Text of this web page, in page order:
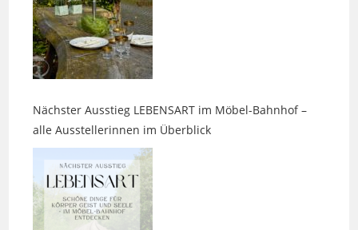
Nächster Ausstieg LEBENSART im Möbel-Bahnhof –